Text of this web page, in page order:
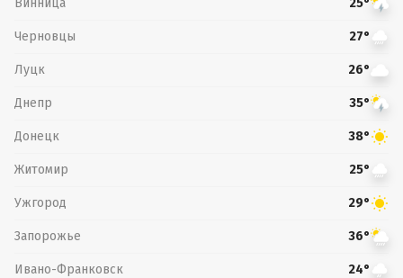
25°
Черновцы 27°
Луцк 26°
Днепр 35°
Донецк 38°
Житомир 25°
Ужгород 29°
Запорожье 36°
Ивано-Франковск 24°